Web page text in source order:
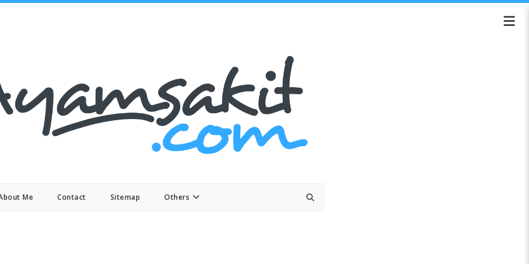
Me Contact Sitemap Others